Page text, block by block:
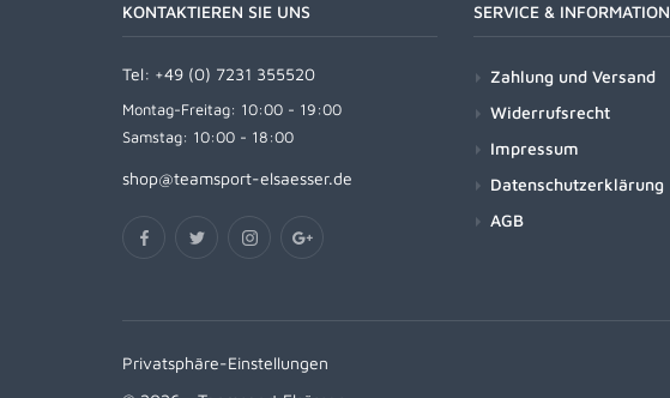
KONTAKTIEREN SIE UNS
Tel: +49 (0) 7231 355520
Montag-Freitag: 10:00 - 19:00
Samstag: 10:00 - 18:00
shop@teamsport-elsaesser.de
SERVICE & INFORMATION
Zahlung und Versand
Widerrufsrecht
Impressum
Datenschutzerklärung
AGB
Privatsphäre-Einstellungen